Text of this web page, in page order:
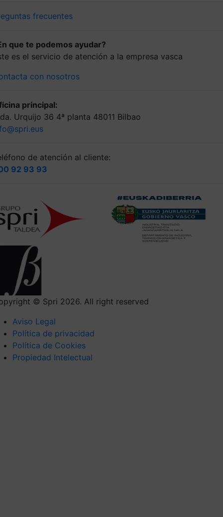
frecuentes
que te podemos ayudar?
es el servicio de atención a la empresa vasca
con nosotros
principal:
Urquijo 36 4ª planta 48011 Bilbao
de atención al cliente:
92 93 93
© Spri 2026. All right reserved
Aviso Legal
Política de privacidad
Política de Cookies
Propiedad Intelectual